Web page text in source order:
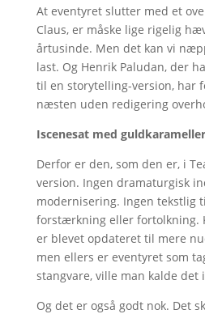
At eventyret slutter med et
Claus, er måske lige rigelig
årtusinde. Men det kan vi
last. Og Henrik Paludan, der
til en storytelling-version, har
næsten uden redigering
Iscenesat med guldkarameller
Derfor er den, som den er, i
version. Ingen dramaturgisk
modernisering. Ingen tekstlig
forstærkning eller fortolkning.
er blevet opdateret til mere
men ellers er eventyret som
stangvare, ville man kalde det
Og det er også godt nok. Det